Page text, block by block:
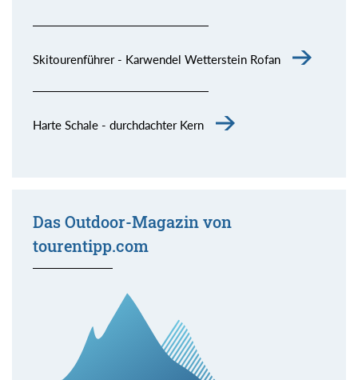
Skitourenführer - Karwendel Wetterstein Rofan
Harte Schale - durchdachter Kern
Das Outdoor-Magazin von
tourentipp.com